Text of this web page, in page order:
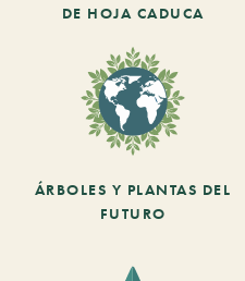
DE HOJA CADUCA
ÁRBOLES Y PLANTAS DEL
FUTURO